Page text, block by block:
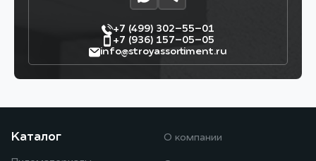
+7 (499) 302–55–01
+7 (936) 157–05–05
info@stroyassortiment.ru
Каталог О компании